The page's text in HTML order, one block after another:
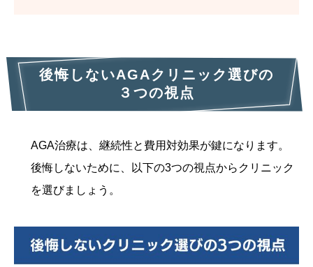
後悔しないAGAクリニック選びの
３つの視点
AGA治療は、継続性と費用対効果が鍵になります。
後悔しないために、以下の3つの視点からクリニック
を選びましょう。